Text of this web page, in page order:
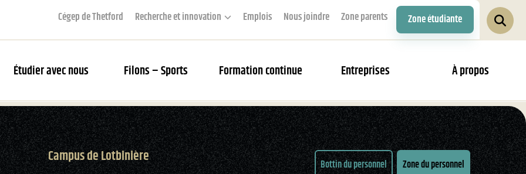
Cégep de Thetford Recherche et innovation Emplois Nous joindre Zone parents Zone étudiante
Étudier avec nous Filons – Sports Formation continue Entreprises À propos
des Filons
des matchs et webdiffusion
Campus de Lotbinière Bottin du personnel Zone du personnel